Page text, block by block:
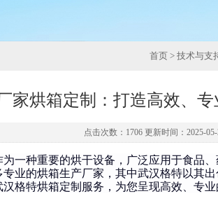
首页 > 技术与支
家烘箱定制：打造高效、
点击次数：1706 更新时间：2025-
一种重要的烘干设备，广泛应用于食品
业的烘箱生产厂家，其中武汉格特以其
格特烘箱定制服务，为您呈现高效、专业